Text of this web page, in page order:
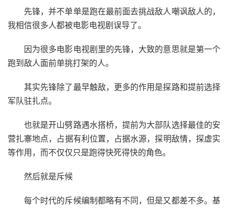
先锋，并不单单是跑在最前面去挑战敌人嘲讽敌人的，
我相信很多人都被电影电视剧误导了。
因为很多电影电视剧里的先锋，大致的意思就是第一个
跑到敌人面前单挑打架的人。
其实先锋除了最早触敌，更多的作用是探路和提前选择
军队驻扎点。
也就是开山劈路遇水搭桥，提前为大部队选择最佳的安
营扎寨地点，占据有利位置，占据水源，探明敌情，探虚实
等作用，而不仅仅只是跑得快死得快的角色。
然后就是斥候
每个时代的斥候编制都略有不同，但是又都差不多。基